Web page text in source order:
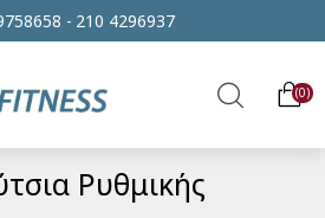
- 210 4296937
0
Ρυθμικής